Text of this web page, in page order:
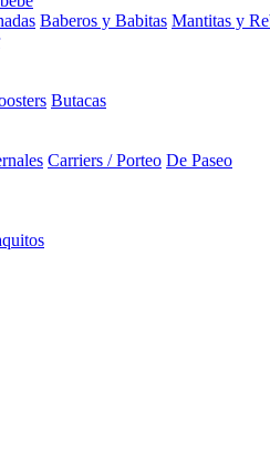
Baberos y Babitas Mantitas y
Butacas
Carriers / Porteo De Paseo